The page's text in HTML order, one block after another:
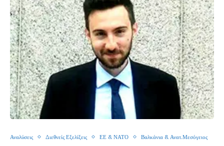
Αναλύσεις Διεθνείς Εξελίξεις ΕΕ & ΝΑΤΟ Βαλκάνια & Ανατ.Μεσόγειος